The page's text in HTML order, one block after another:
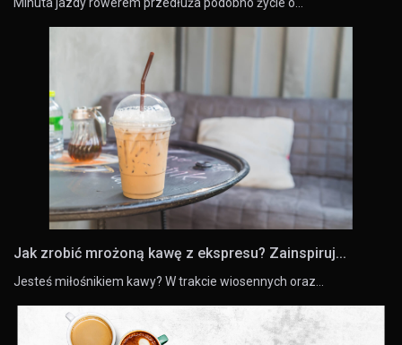
Jak zrobić mrożoną kawę z ekspresu? Zainspiruj...
Jesteś miłośnikiem kawy? W trakcie wiosennych oraz…